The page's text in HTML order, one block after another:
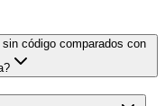
código comparados con